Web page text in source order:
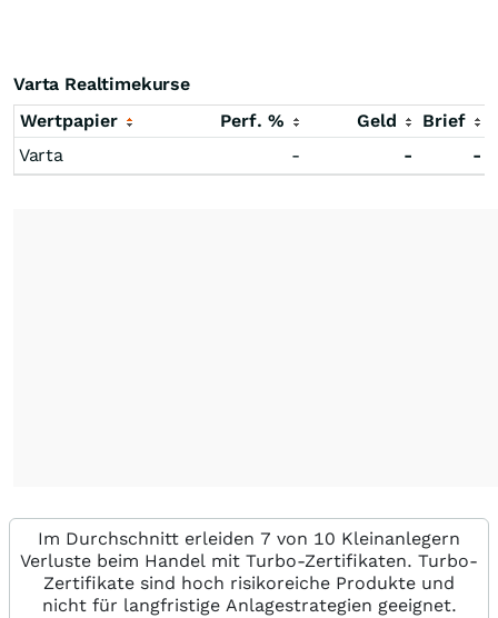
Varta Realtimekurse
Wertpapier
Perf. % Geld
Brief
Varta
- - -
Im Durchschnitt erleiden 7 von 10 Kleinanlegern
Verluste beim Handel mit Turbo-Zertifikaten. Turbo-
Zertifikate sind hoch risikoreiche Produkte und
nicht für langfristige Anlagestrategien geeignet.